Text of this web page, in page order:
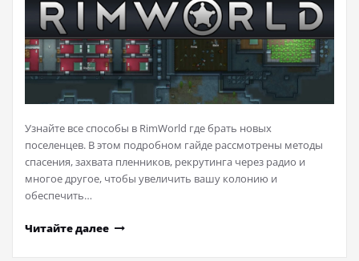
Узнайте все способы в RimWorld где брать новых
поселенцев. В этом подробном гайде рассмотрены методы
спасения, захвата пленников, рекрутинга через радио и
многое другое, чтобы увеличить вашу колонию и
обеспечить…
Читайте далее